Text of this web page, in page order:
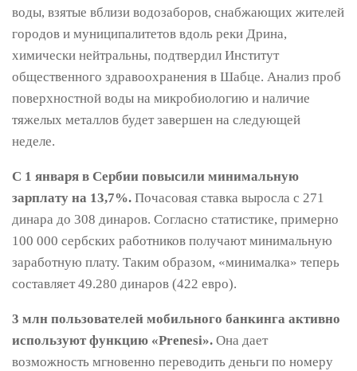
воды, взятые вблизи водозаборов, снабжающих жителей
городов и муниципалитетов вдоль реки Дрина,
химически нейтральны, подтвердил Институт
общественного здравоохранения в Шабце. Анализ проб
поверхностной воды на микробиологию и наличие
тяжелых металлов будет завершен на следующей
неделе.
С 1 января в Сербии повысили минимальную
зарплату на 13,7%. Почасовая ставка выросла с 271
динара до 308 динаров. Согласно статистике, примерно
100 000 сербских работников получают минимальную
заработную плату. Таким образом, «минималка» теперь
составляет 49.280 динаров (422 евро).
3 млн пользователей мобильного банкинга активно
используют функцию «Prenesi». Она дает
возможность мгновенно переводить деньги по номеру